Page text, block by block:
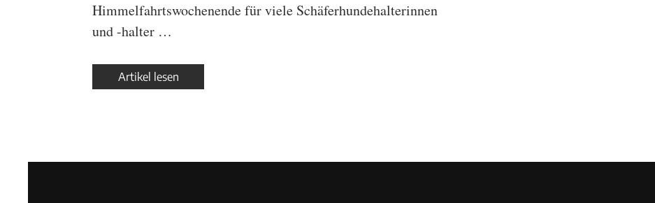
Himmelfahrtswochenende für viele Schäferhundehalterinnen
und -halter …
Artikel lesen